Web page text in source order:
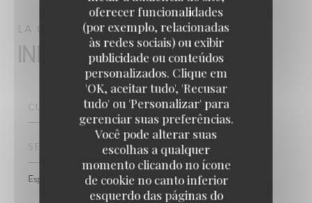
oferecer funcionalidades
(por exemplo, relacionadas
às redes sociais) ou exibir
publicidade ou conteúdos
personalizados. Clique em
'OK, aceitar tudo', 'Recusar
tudo' ou 'Personalizar' para
gerenciar suas preferências.
Você pode alterar suas
escolhas a qualquer
momento clicando no ícone
de cookie no canto inferior
esquerdo das páginas do
LA COUPOLEPARIS
Informações gerais
CULINÁRIA
SERVIÇOS
Esplanada